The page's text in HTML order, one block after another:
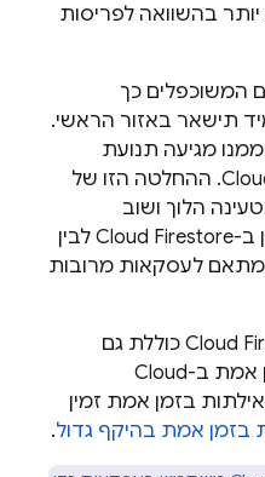
בהשוואה לפריסות
המשוכפלים כך
תישאר באזור הראשי.
מגיעה תנועת
. ההחלטה הזו של
הלוך ושוב
ב-Cloud Firestore לבין
לעסקאות מרובות
Cloud כוללת גם
אמת ב-Cloud
בזמן אמת זמין
בזמן אמת בהיקף גדול.